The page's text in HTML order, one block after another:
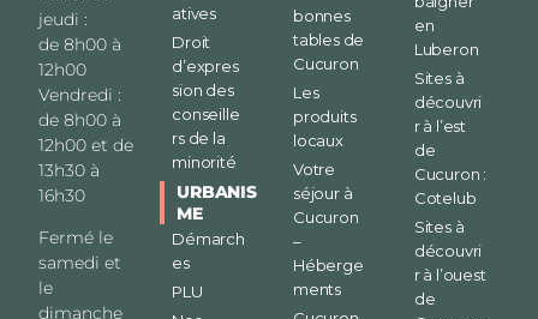
jeudi :
de 8h00 à
12h00
Vendredi :
de 8h00 à
12h00 et de
13h30 à
16h30
Fermé le
samedi et
le
dimanche
atives
Droit
d’expres
sion des
conseille
rs de la
minorité
URBANIS
ME
Démarch
es
PLU
bonnes
tables de
Cucuron
Les
produits
locaux
Votre
séjour à
Cucuron
–
Héberge
ments
en
Luberon
Sites à
découvri
r à l’est
de
Cucuron :
Cotelub
Sites à
découvri
r à l’ouest
de